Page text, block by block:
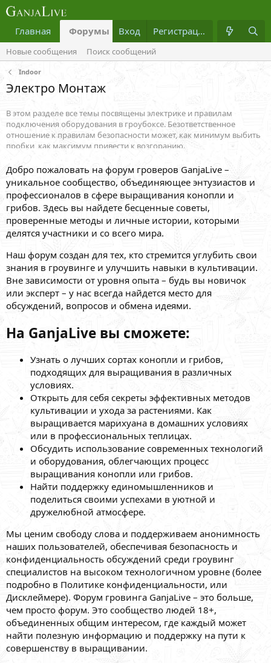
Главная Форумы Что нового? Медиа
Вход Регистрация
Новые сообщения Поиск сообщений
Indoor
Электро Монтаж
В этом разделе все темы посвящены электрике и правилам
подключения оборудования в гроубоксе. Безответственное
отношение к правилам безопасности может, как минимум выбить
пробки, как максимум привести к возгоранию.
Добро пожаловать на форум гроверов GanjaLive –
уникальное сообщество, объединяющее энтузиастов и
профессионалов в сфере выращивания конопли и
грибов. Здесь вы найдете бесценные советы,
проверенные методы и личные истории, которыми
делятся участники и со всего мира.
Наш форум создан для тех, кто стремится углубить свои
знания в гроувинге и улучшить навыки в культивации.
Вне зависимости от уровня опыта – будь вы новичок
или эксперт – у нас всегда найдется место для
обсуждений, вопросов и обмена идеями.
На GanjaLive вы сможете:
Узнать о лучших сортах конопли и грибов,
подходящих для выращивания в различных
условиях.
Открыть для себя секреты эффективных методов
культивации и ухода за растениями. Как
выращивается марихуана в домашних условиях
или в профессиональных теплицах.
Обсудить использование современных технологий
и оборудования, облегчающих процесс
выращивания конопли или грибов.
Найти поддержку единомышленников и
поделиться своими успехами в уютной и
дружелюбной атмосфере.
Мы ценим свободу слова и поддерживаем анонимность
наших пользователей, обеспечивая безопасность и
конфиденциальность обсуждений среди гроувинг
специалистов на высоком технологичном уровне (более
подробно в Политике конфиденциальности, или
Дисклеймере). Форум гровинга GanjaLive – это больше,
чем просто форум. Это сообщество людей 18+,
объединенных общим интересом, где каждый может
найти полезную информацию и поддержку на пути к
совершенству в выращивании.